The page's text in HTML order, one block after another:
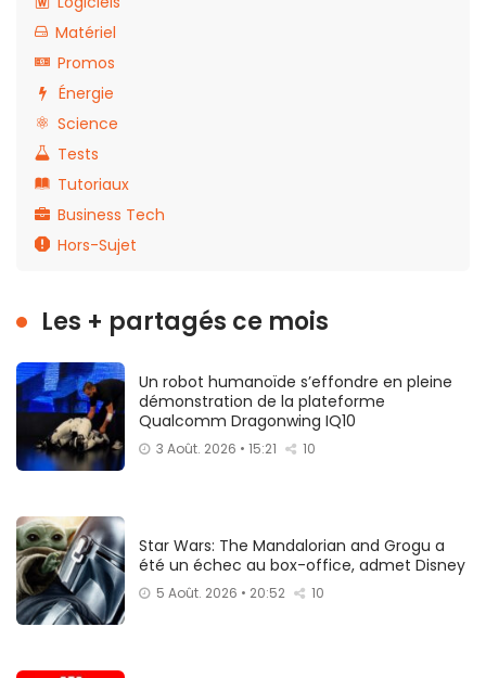
Matériel
Promos
Énergie
Science
Tests
Tutoriaux
Business Tech
Hors-Sujet
Les + partagés ce mois
Un robot humanoïde s’effondre en pleine
démonstration de la plateforme
Qualcomm Dragonwing IQ10
3 Août. 2026 • 15:21 10
Star Wars: The Mandalorian and Grogu a
été un échec au box-office, admet Disney
5 Août. 2026 • 20:52 10